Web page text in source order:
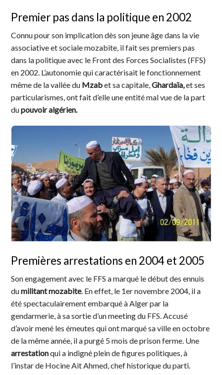
Premier pas dans la politique en 2002
Connu pour son implication dès son jeune âge dans la vie
associative et sociale mozabite, il fait ses premiers pas
dans la politique avec le Front des Forces Socialistes (FFS)
en 2002. L’autonomie qui caractérisait le fonctionnement
même de la vallée du Mzabet sa capitale,Ghardaïa,et ses
particularismes, ont fait d’elle une entité mal vue de la part
dupouvoir algérien.
Premières arrestations en 2004 et 2005
Son engagement avec le FFS a marqué le début des ennuis
dumilitant mozabite. En effet, le 1er novembre 2004, il a
été spectaculairement embarqué à Alger par la
gendarmerie, à sa sortie d’un meeting du FFS. Accusé
d’avoir mené les émeutes qui ont marqué sa ville en octobre
de la même année, il a purgé 5 mois de prison ferme. Une
arrestationqui a indigné plein de figures politiques, à
l’instar de Hocine Ait Ahmed, chef historique du parti.